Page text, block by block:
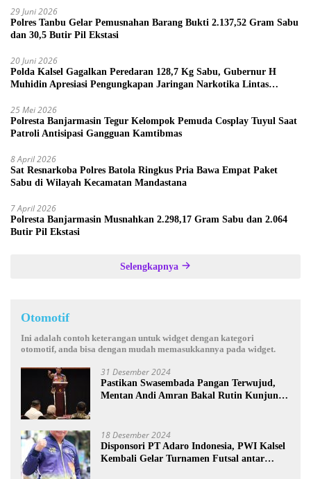
29 Juni 2026
Polres Tanbu Gelar Pemusnahan Barang Bukti 2.137,52 Gram Sabu
dan 30,5 Butir Pil Ekstasi
20 Juni 2026
Polda Kalsel Gagalkan Peredaran 128,7 Kg Sabu, Gubernur H
Muhidin Apresiasi Pengungkapan Jaringan Narkotika Lintas
25 Mei 2026
Polresta Banjarmasin Tegur Kelompok Pemuda Cosplay Tuyul Saat
Patroli Antisipasi Gangguan Kamtibmas
8 April 2026
Sat Resnarkoba Polres Batola Ringkus Pria Bawa Empat Paket
Sabu di Wilayah Kecamatan Mandastana
7 April 2026
Polresta Banjarmasin Musnahkan 2.298,17 Gram Sabu dan 2.064
Butir Pil Ekstasi
Selengkapnya
Otomotif
Ini adalah contoh keterangan untuk widget dengan kategori
otomotif, anda bisa dengan mudah memasukkannya pada widget.
31 Desember 2024
Pastikan Swasembada Pangan Terwujud,
Mentan Andi Amran Bakal Rutin Kunjungi
18 Desember 2024
Disponsori PT Adaro Indonesia, PWI Kalsel
Kembali Gelar Turnamen Futsal antar